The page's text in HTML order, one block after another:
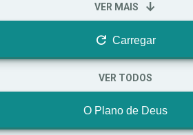
VER MAIS 
 Carregar
VER TODOS
O Plano de Deus